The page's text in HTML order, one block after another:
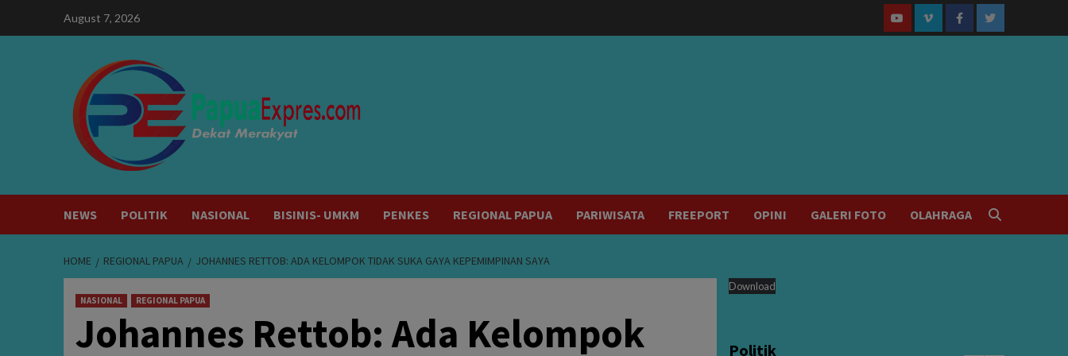
August 7, 2026
YoutubeVimeoFacebookTwitter
NEWS POLITIK NASIONAL BISINIS- UMKM PENKES REGIONAL PAPUA PARIWISATA FREEPORT OPINI GALERI FOTO OLAHRAGA
HOME REGIONAL PAPUA JOHANNES RETTOB: ADA KELOMPOK TIDAK SUKA GAYA KEPEMIMPINAN SAYA
NASIONAL REGIONAL PAPUA
Johannes Rettob: Ada Kelompok
Download
Politik